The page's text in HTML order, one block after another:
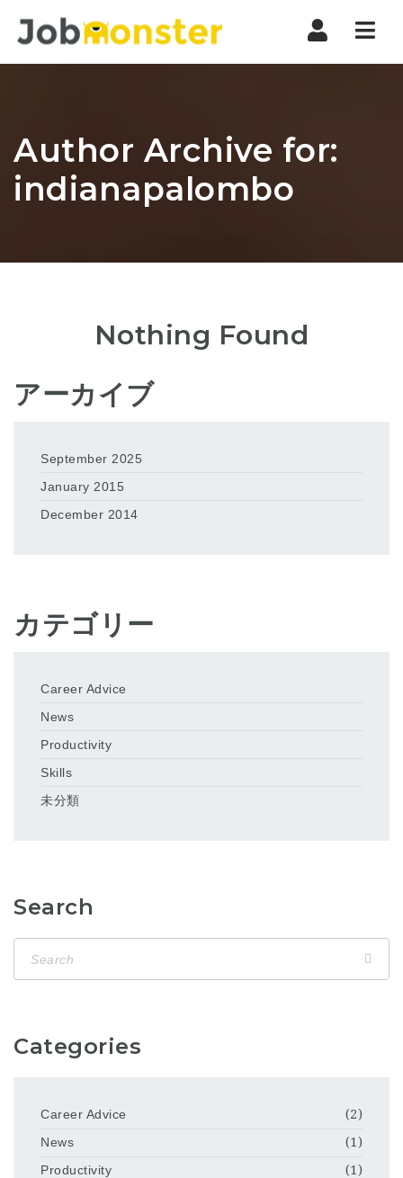
Author Archive for:
indianapalombo
Nothing Found
アーカイブ
September 2025
January 2015
December 2014
カテゴリー
Career Advice
News
Productivity
Skills
未分類
Search
Categories
Career Advice
(2)
News
(1)
Productivity
(1)